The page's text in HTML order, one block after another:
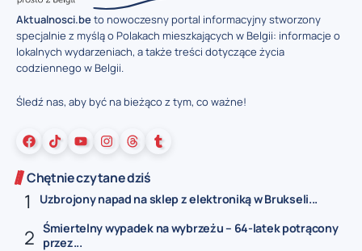
Aktualnosci.beto nowoczesny portal informacyjny stworzony
specjalnie z myślą o Polakach mieszkających w Belgii: informacje o
lokalnych wydarzeniach, a także treści dotyczące życia
codziennego w Belgii.
Śledź nas, aby być na bieżąco z tym, co ważne!
Chętnie czytane dziś
Uzbrojony napad na sklep z elektroniką w Brukseli...
Śmiertelny wypadek na wybrzeżu – 64-latek potrącony
przez...